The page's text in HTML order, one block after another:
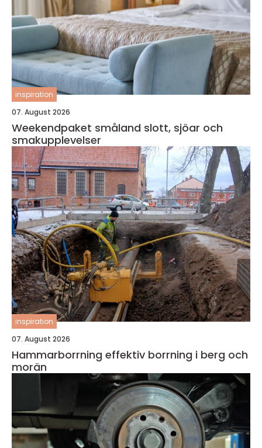
inspiration
07. August 2026
Weekendpaket småland slott, sjöar och
smakupplevelser
inspiration
07. August 2026
Hammarborrning effektiv borrning i berg och
morän